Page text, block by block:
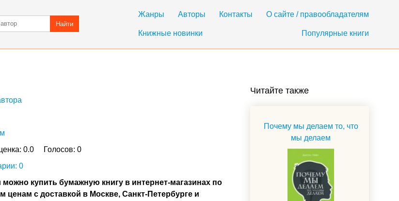
Жанры Авторы Контакты О сайте / правообладателям
Книжные новинки Популярные книги
Найти
0.0 Голосов: 0
0
купить бумажную книгу в интернет-магазинах по
с доставкой в Москве, Санкт-Петербурге и
Читайте также
Почему мы делаем то, что
мы делаем